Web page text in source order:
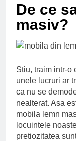
De ce
masiv?
Stiu, traim intr-o
unele lucruri ar
ca nu se
nealterat. Asa
mobila lemn
locuintele
pretiozitatea